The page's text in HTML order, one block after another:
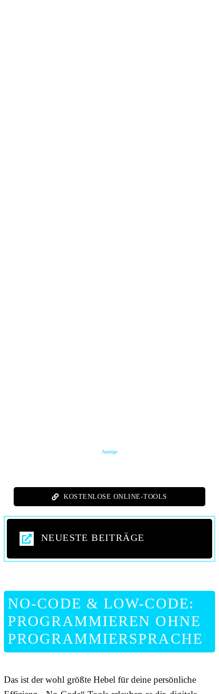
Anzeige
KOSTENLOSE ONLINE-TOOLS
NEUESTE BEITRÄGE
NO-CODE & LOW-CODE:
PROGRAMMIEREN OHNE
PROGRAMMIERSPRACHE
Das ist der wohl größte Hebel für deine persönliche